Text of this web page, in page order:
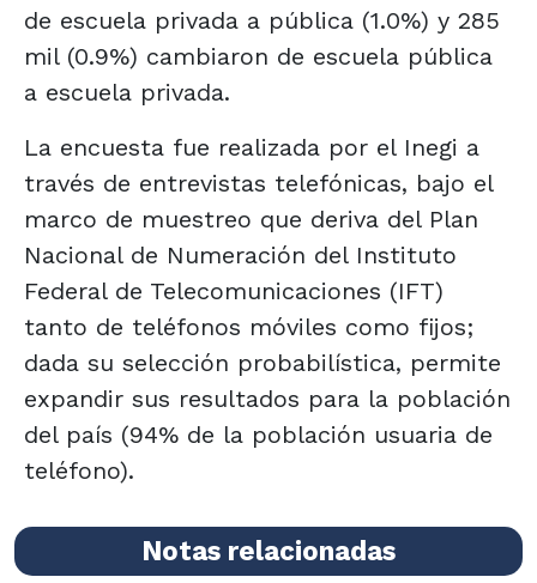
de escuela privada a pública (1.0%) y 285
mil (0.9%) cambiaron de escuela pública
a escuela privada.
La encuesta fue realizada por el Inegi a
través de entrevistas telefónicas, bajo el
marco de muestreo que deriva del Plan
Nacional de Numeración del Instituto
Federal de Telecomunicaciones (IFT)
tanto de teléfonos móviles como fijos;
dada su selección probabilística, permite
expandir sus resultados para la población
del país (94% de la población usuaria de
teléfono).
Notas relacionadas